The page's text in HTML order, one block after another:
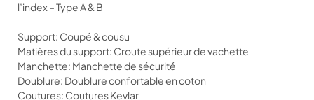
l’index – Type A & B
Support: Coupé & cousu
Matières du support: Croute supérieur de vachette
Manchette: Manchette de sécurité
Doublure: Doublure confortable en coton
Coutures: Coutures Kevlar